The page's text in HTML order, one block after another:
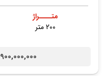
متــــراژ
200 متر
900,000,000 تومان /